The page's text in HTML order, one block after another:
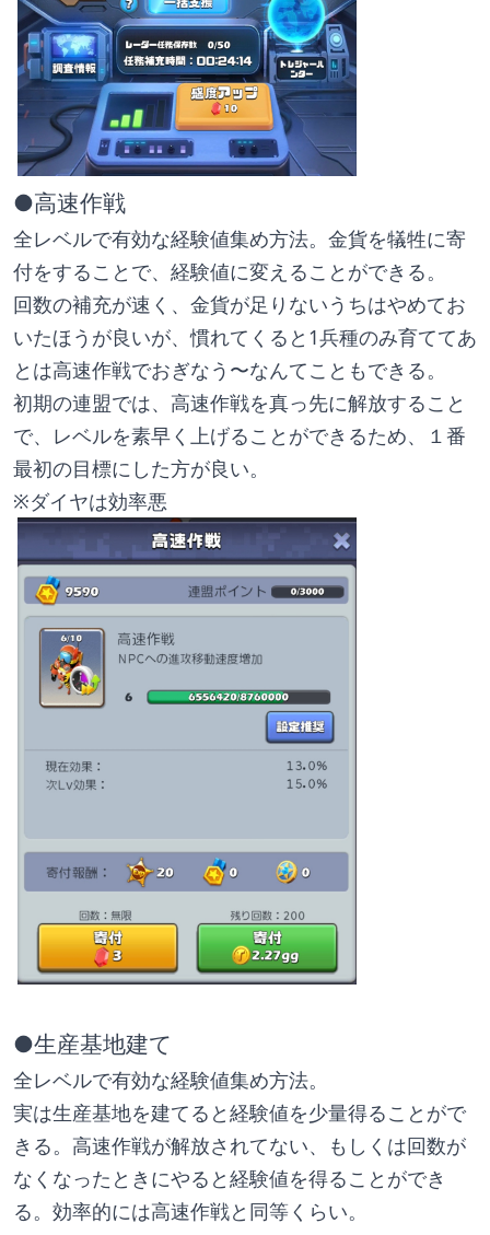
●高速作戦
全レベルで有効な経験値集め方法。金貨を犠牲に寄
付をすることで、経験値に変えることができる。
回数の補充が速く、金貨が足りないうちはやめてお
いたほうが良いが、慣れてくると1兵種のみ育ててあ
とは高速作戦でおぎなう〜なんてこともできる。
初期の連盟では、高速作戦を真っ先に解放すること
で、レベルを素早く上げることができるため、１番
最初の目標にした方が良い。
※ダイヤは効率悪
●生産基地建て
全レベルで有効な経験値集め方法。
実は生産基地を建てると経験値を少量得ることがで
きる。高速作戦が解放されてない、もしくは回数が
なくなったときにやると経験値を得ることができ
る。効率的には高速作戦と同等くらい。